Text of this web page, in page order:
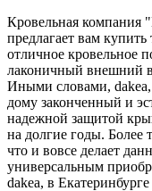
Кровельная компания
предлагает вам
отличное кровельное
лаконичный внешний
Иными словами,
дому законченный и
надежной защитой
на долгие годы. Более
что и вовсе делает
универсальным
dakea, в